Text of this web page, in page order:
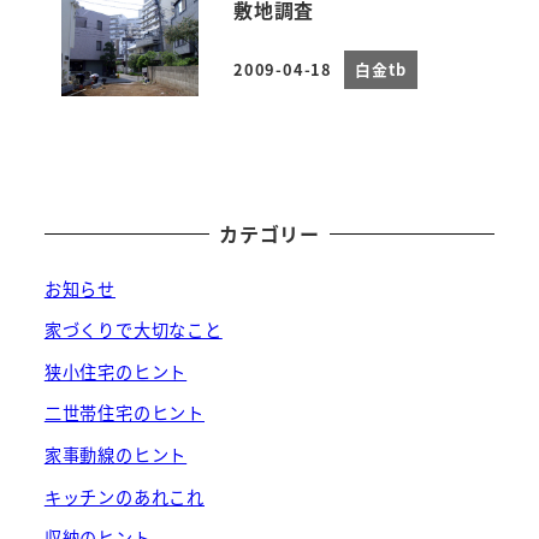
敷地調査
投稿日
2009-04-18 白金tb
カテゴリー
お知らせ
家づくりで大切なこと
狭小住宅のヒント
二世帯住宅のヒント
家事動線のヒント
キッチンのあれこれ